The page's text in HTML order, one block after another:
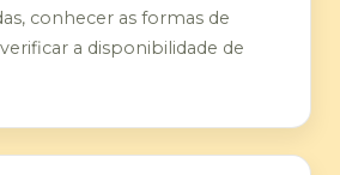
conhecer as formas de
a disponibilidade de